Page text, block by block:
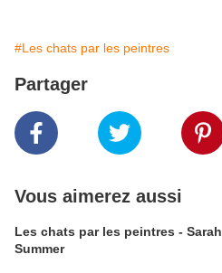
#Les chats par les peintres
Partager
Vous aimerez aussi
Les chats par les peintres - Sarah
Summer